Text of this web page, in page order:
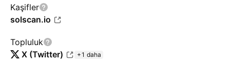
Kaşifler
solscan.io
Topluluk
X (Twitter)
+1 daha